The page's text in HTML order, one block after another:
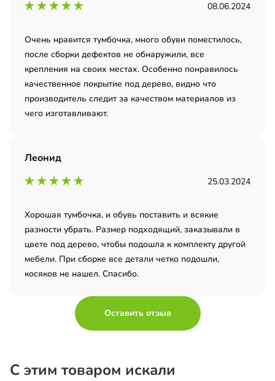
08.06.2024
Очень нравится тумбочка, много обуви поместилось,
после сборки дефектов не обнаружили, все
крепления на своих местах. Особенно понравилось
качественное покрытие под дерево, видно что
производитель следит за качеством материалов из
Леонид
25.03.2024
Хорошая тумбочка, и обувь поставить и всякие
разности убрать. Размер подходящий, заказывали в
цвете под дерево, чтобы подошла к комплекту другой
мебели. При сборке все детали четко подошли,
Оставить отзыв
С этим товаром искали